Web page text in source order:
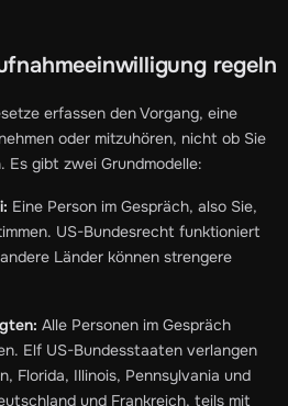
regeln
erfassen den Vorgang, eine
oder mitzuhören, nicht ob Sie
gibt zwei Grundmodelle:
Eine Person im Gespräch, also Sie,
US-Bundesrecht funktioniert
Länder können strengere
Alle Personen im Gespräch
Elf US-Bundesstaaten verlangen
Florida, Illinois, Pennsylvania und
und Frankreich, teils mit